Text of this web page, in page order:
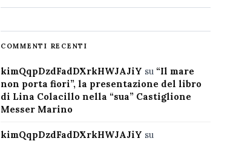
COMMENTI RECENTI
kimQqpDzdFadDXrkHWJAJiY su “Il mare
non porta fiori”, la presentazione del libro
di Lina Colacillo nella “sua” Castiglione
Messer Marino
kimQqpDzdFadDXrkHWJAJiY su